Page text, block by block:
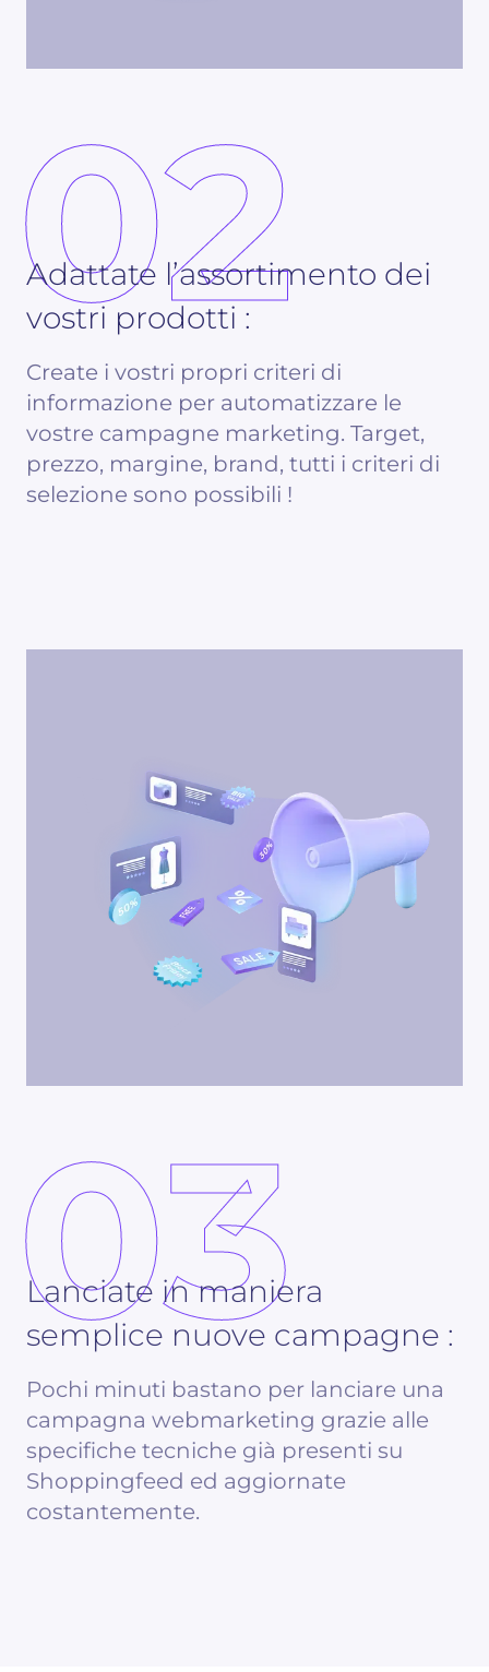
02
Adattate l’assortimento dei
vostri prodotti :
Create i vostri propri criteri di
informazione per automatizzare le
vostre campagne marketing. Target,
prezzo, margine, brand, tutti i criteri di
selezione sono possibili !
03
Lanciate in maniera
semplice nuove campagne :
Pochi minuti bastano per lanciare una
campagna webmarketing grazie alle
specifiche tecniche già presenti su
Shoppingfeed ed aggiornate
costantemente.